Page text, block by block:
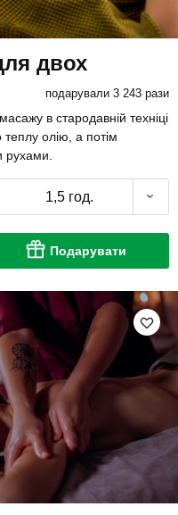
двох
подарували 3 243 рази
в стародавній техніці
олію, а потім
рухами.
1,5 год.
Подарувати